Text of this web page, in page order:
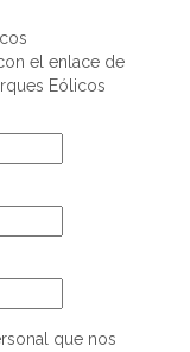
el enlace de
Eólicos
que nos